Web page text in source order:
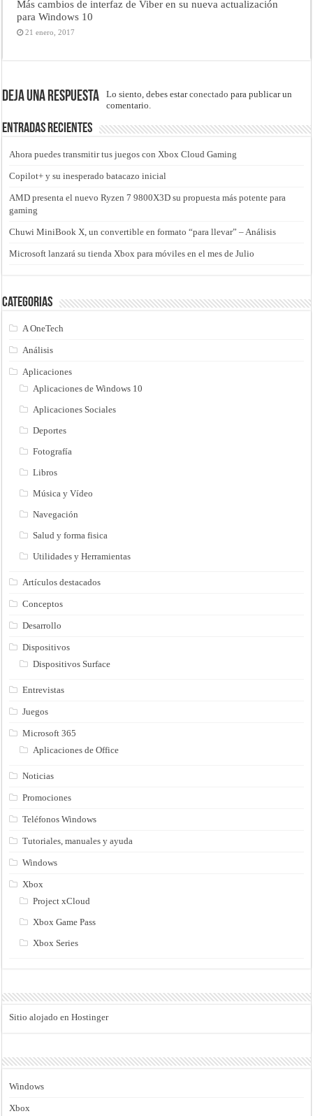
Más cambios de interfaz de Viber en su nueva actualización
para Windows 10
21 enero, 2017
Deja una respuesta Lo siento, debes estarconectado para publicar un
comentario.
Entradas recientes
Ahora puedes transmitir tus juegos con Xbox Cloud Gaming
Copilot+ y su inesperado batacazo inicial
AMD presenta el nuevo Ryzen 7 9800X3D su propuesta más potente para
gaming
Chuwi MiniBook X, un convertible en formato “para llevar” – Análisis
Microsoft lanzará su tienda Xbox para móviles en el mes de Julio
Categorias
A OneTech
Análisis
Aplicaciones
Aplicaciones de Windows 10
Aplicaciones Sociales
Deportes
Fotografía
Libros
Música y Vídeo
Navegación
Salud y forma fisica
Utilidades y Herramientas
Artículos destacados
Conceptos
Desarrollo
Dispositivos
Dispositivos Surface
Entrevistas
Juegos
Microsoft 365
Aplicaciones de Office
Noticias
Promociones
Teléfonos Windows
Tutoriales, manuales y ayuda
Windows
Xbox
Project xCloud
Xbox Game Pass
Xbox Series
Sitio alojado en Hostinger
Windows
Xbox